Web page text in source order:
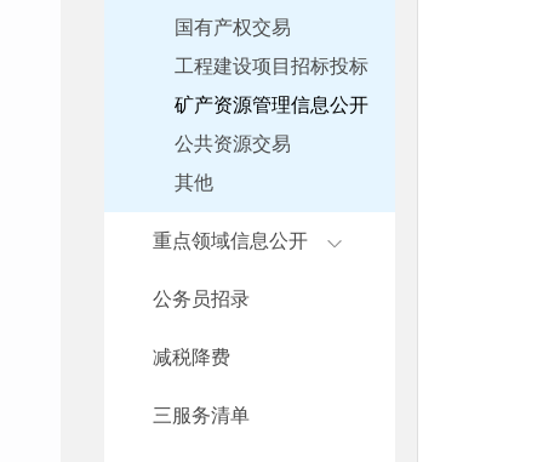
国有产权交易
工程建设项目招标投标
矿产资源管理信息公开
公共资源交易
其他
重点领域信息公开
公务员招录
减税降费
三服务清单